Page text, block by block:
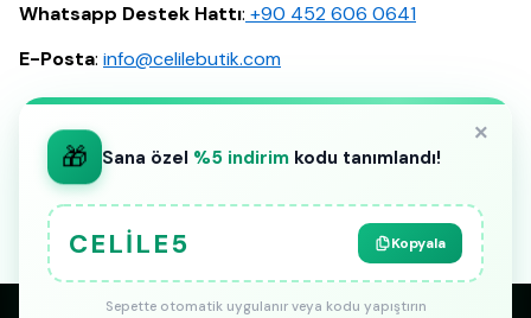
Whatsapp Destek Hattı: ‪+90 452 606 0641
E-Posta: info@celilebutik.com
Copyright © 2024 Celile Butik. Tüm Hakları Saklıdır. Created &
×
🎁 Sana özel %5 indirim kodu tanımlandı!
CELILE5 Kopyala
Sepette otomatik uygulanır veya kodu yapıştırın